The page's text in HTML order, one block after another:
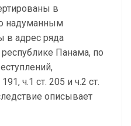
в
надуманным
в адрес ряда
Панама, по
ч.1 ст. 205 и ч.2 ст.
описывает